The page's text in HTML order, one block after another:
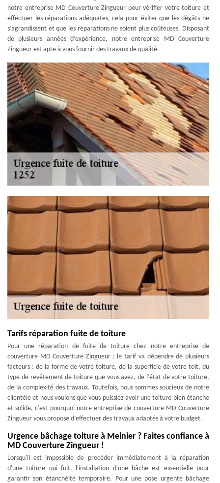
notre entreprise MD Couverture Zingueur pour vérifier votre toiture et
effectuer les réparations adéquates, cela pour éviter que les dégâts ne
s’agrandissent et que les réparations ne soient plus coûteuses. Disposant
de plusieurs années d’expérience, notre entreprise MD Couverture
Zingueur est apte à vous fournir des travaux de qualité.
Tarifs réparation fuite de toiture
Pour une réparation de fuite de toiture chez notre entreprise de
couverture MD Couverture Zingueur ; le tarif va dépendre de plusieurs
facteurs : de la forme de votre toiture, de la superficie de votre toit, du
type de revêtement de toiture que vous avez, de l’état de votre toiture,
de la complexité des travaux. Toutefois, nous sommes soucieux de notre
clientèle et nous voulons que vous puissiez avoir une toiture bien étanche
et solide, c’est pourquoi notre entreprise de couverture MD Couverture
Zingueur vous propose d’effectuer des travaux adaptés à votre budget.
Urgence bâchage toiture à Meinier ? Faites confiance à
MD Couverture Zingueur !
Lorsqu'il est impossible de procéder immédiatement à la réparation
d'une toiture qui fuit, l'installation d'une bâche est essentielle pour
garantir son étanchéité temporaire. Pour une pose urgente bâchage